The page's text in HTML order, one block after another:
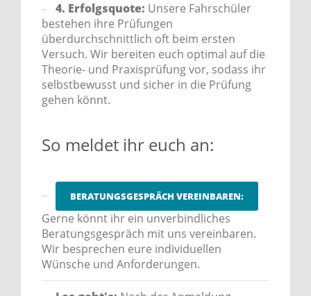
4. Erfolgsquote: Unsere Fahrschüler
bestehen ihre Prüfungen
überdurchschnittlich oft beim ersten
Versuch. Wir bereiten euch optimal auf die
Theorie- und Praxisprüfung vor, sodass ihr
selbstbewusst und sicher in die Prüfung
gehen könnt.
So meldet ihr euch an:
BERATUNGSGESPRÄCH VEREINBAREN:
Gerne könnt ihr ein unverbindliches
Beratungsgespräch mit uns vereinbaren.
Wir besprechen eure individuellen
Wünsche und Anforderungen.